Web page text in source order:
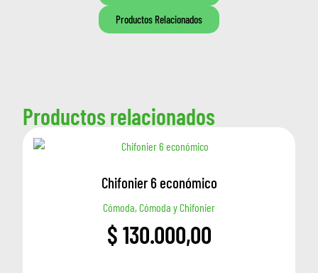
Productos Relacionados
Productos relacionados
Chifonier 6 económico
Cómoda, Cómoda y Chifonier
$130.000,00